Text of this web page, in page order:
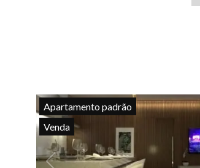
Apartamento padrão
Venda